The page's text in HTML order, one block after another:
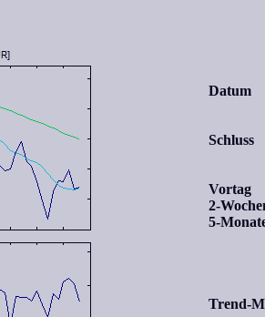
Datum
Schluss
Vortag
2-
5-
Trend-